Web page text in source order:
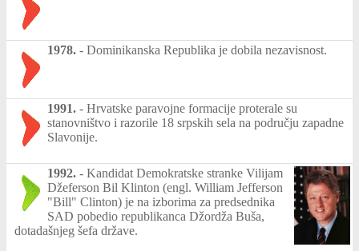
1978. - Dominikanska Republika je dobila nezavisnost.
1991. - Hrvatske paravojne formacije proterale su
stanovništvo i razorile 18 srpskih sela na području zapadne
Slavonije.
1992. - Kandidat Demokratske stranke Vilijam
Džeferson Bil Klinton (engl. William Jefferson
"Bill" Clinton) je na izborima za predsednika
SAD pobedio republikanca Džordža Buša,
dotadašnjeg šefa države.